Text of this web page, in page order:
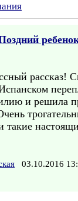
рассказ!
и решила
такие
03.10.2016